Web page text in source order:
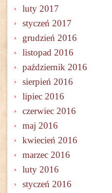
luty 2017
styczeń 2017
grudzień 2016
listopad 2016
październik 2016
sierpień 2016
lipiec 2016
czerwiec 2016
maj 2016
kwiecień 2016
marzec 2016
luty 2016
styczeń 2016